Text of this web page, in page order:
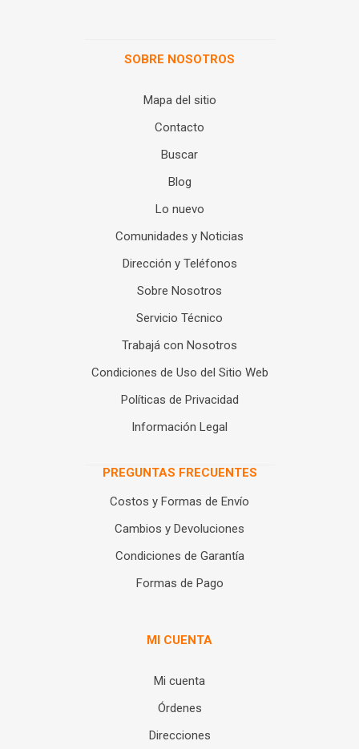
SOBRE NOSOTROS
Mapa del sitio
Contacto
Buscar
Blog
Lo nuevo
Comunidades y Noticias
Dirección y Teléfonos
Sobre Nosotros
Servicio Técnico
Trabajá con Nosotros
Condiciones de Uso del Sitio Web
Políticas de Privacidad
Información Legal
PREGUNTAS FRECUENTES
Costos y Formas de Envío
Cambios y Devoluciones
Condiciones de Garantía
Formas de Pago
MI CUENTA
Mi cuenta
Órdenes
Direcciones